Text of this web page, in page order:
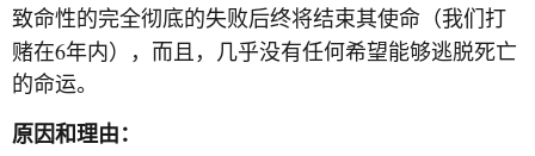
致命性的完全彻底的失败后终将结束其使命（我们打
赌在6年内），而且，几乎没有任何希望能够逃脱死亡
的命运。
原因和理由：